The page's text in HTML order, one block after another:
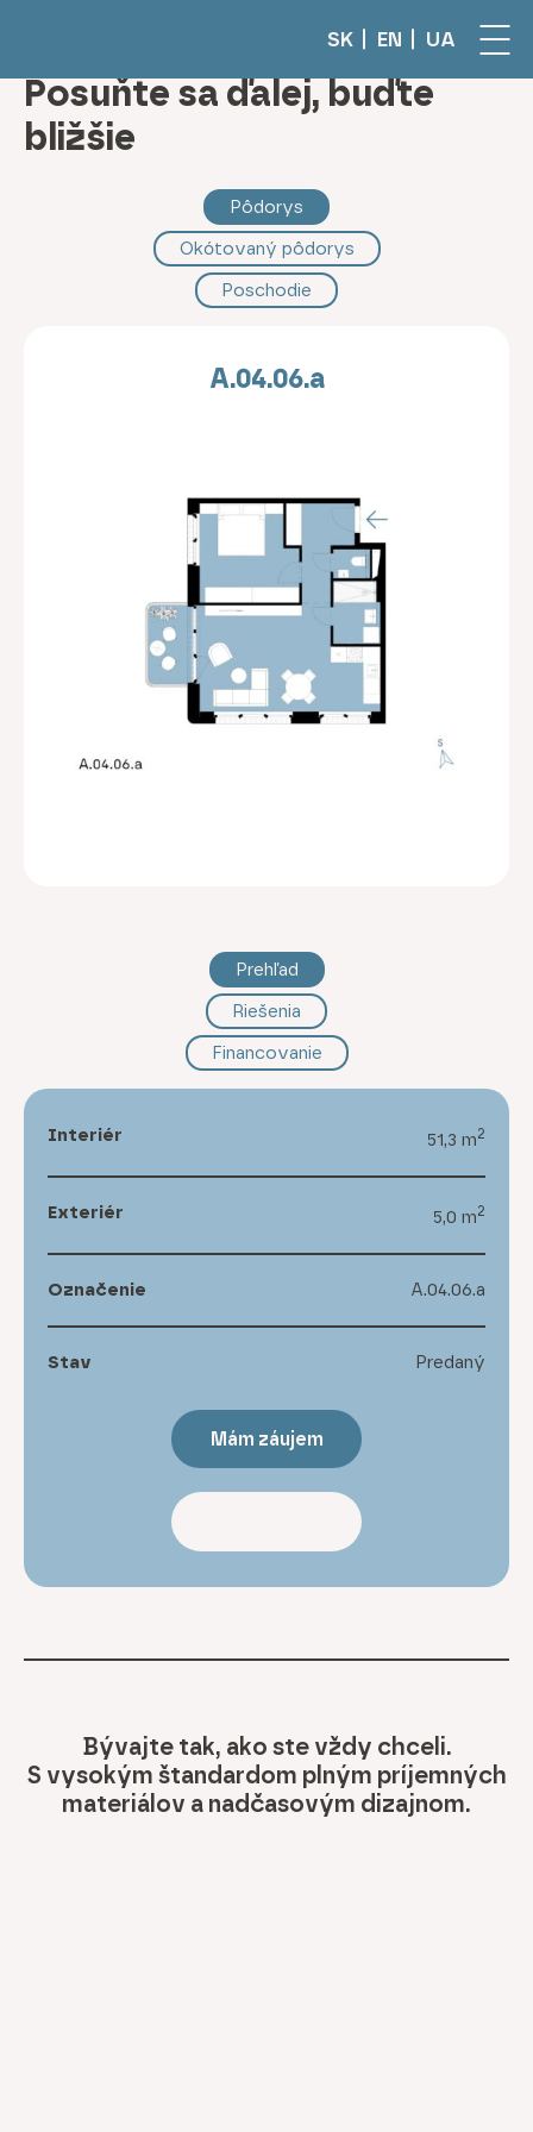
SK EN UA
Posuňte sa ďalej, buďte
bližšie
Pôdorys
Okótovaný pôdorys
Poschodie
A.04.06.a
Prehľad
Riešenia
Financovanie
Interiér 51,3 m2
Exteriér 5,0 m2
Označenie A.04.06.a
Stav Predaný
Mám záujem
Bývajte tak, ako ste vždy chceli.
S vysokým štandardom plným príjemných
materiálov a nadčasovým dizajnom.